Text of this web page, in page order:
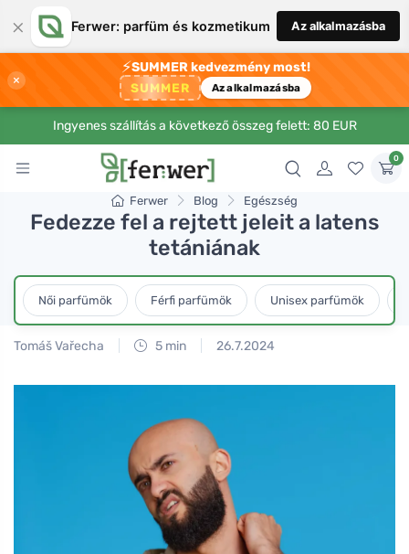
× Ferwer: parfüm és kozmetikum Az alkalmazásba
×
⚡SUMMER kedvezmény most!
SUMMER Az alkalmazásba
Ingyenes szállítás a következő összeg felett: 80 EUR
0
Ferwer Blog Egészség
Fedezze fel a rejtett jeleit a latens
tetániának
Női parfümök Férfi parfümök Unisex parfümök
Tomáš Vařecha 5 min 26.7.2024